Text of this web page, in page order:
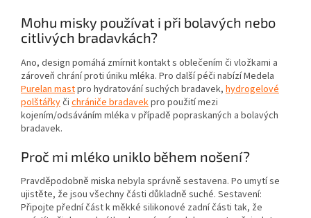
Mohu misky používat i při bolavých nebo
citlivých bradavkách?
Ano, design pomáhá zmírnit kontakt s oblečením či vložkami a
zároveň chrání proti úniku mléka. Pro další péči nabízí Medela
Purelan mastpro hydratování suchých bradavek, hydrogelové
polštářkyči chrániče bradavekpro použití mezi
kojením/odsáváním mléka v případě popraskaných a bolavých
bradavek.
Proč mi mléko uniklo během nošení?
Pravděpodobně miska nebyla správně sestavena. Po umytí se
ujistěte, že jsou všechny části důkladně suché. Sestavení:
Připojte přední část k měkké silikonové zadní části tak, že